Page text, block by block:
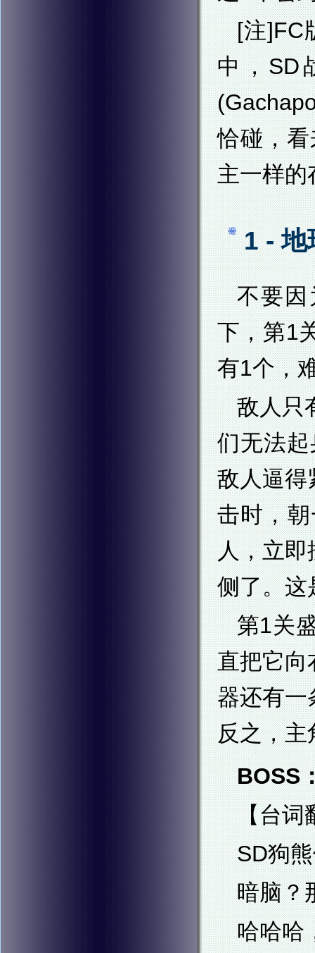
[注]FC
中，SD
恰碰，
主一样的
1 - 地
不要
下，第1
有1个，
敌人只
们无法
敌人逼得
击时，
人，立即
侧了。这
第1关
直把它向
器还有一
反之，主
BOSS
【台词
SD狗
暗脑？
哈哈哈